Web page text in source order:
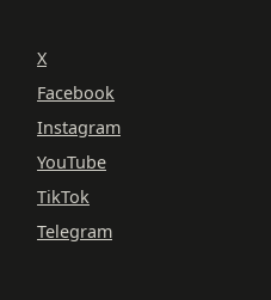
X
Facebook
Instagram
YouTube
TikTok
Telegram